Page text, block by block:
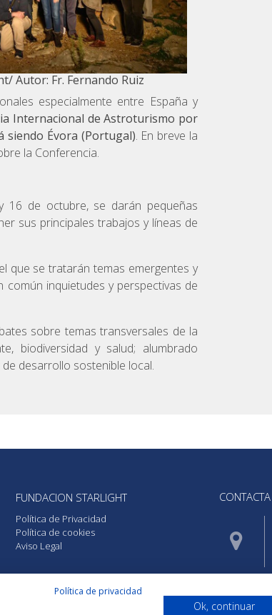
Autor: Fr. Fernando Ruiz
especialmente entre España y
Internacional de Astroturismo por
siendo Évora (Portugal). En breve la
la Conferencia.
16 de octubre, se darán pequeñas
sus principales trabajos y líneas de
que se tratarán temas emergentes y
inquietudes y perspectivas de
sobre temas transversales de la
biodiversidad y salud; alumbrado
desarrollo sostenible local.
FUNDACION STARLIGHT
Política de Privacidad
Política de cookies
Aviso Legal
Política de privacidad
Ok, continuar